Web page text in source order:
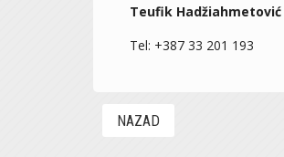
Teufik Hadžiahmetović
Tel: +387 33 201 193
NAZAD